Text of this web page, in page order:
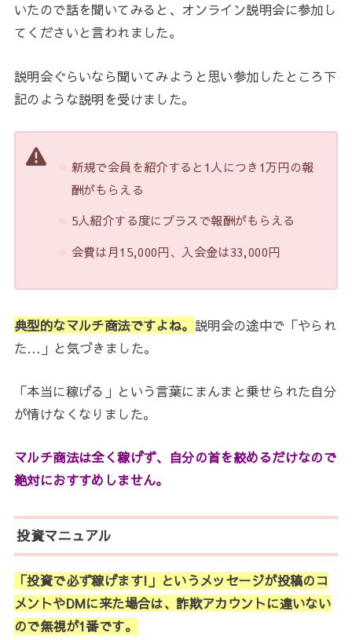
いたので話を聞いてみると、オンライン説明会に参加し
てくださいと言われました。
説明会ぐらいなら聞いてみようと思い参加したところ下
記のような説明を受けました。
新規で会員を紹介すると1人につき1万円の報
酬がもらえる
5人紹介する度にプラスで報酬がもらえる
会費は月15,000円、入会金は33,000円
典型的なマルチ商法ですよね。 説明会の途中で「やられ
た…」と気づきました。
「本当に稼げる」という言葉にまんまと乗せられた自分
が情けなくなりました。
マルチ商法は全く稼げず、自分の首を絞めるだけなので
絶対におすすめしません。
投資マニュアル
「投資で必ず稼げます!」というメッセージが投稿のコ
メントやDMに来た場合は、詐欺アカウントに違いない
ので無視が1番です。